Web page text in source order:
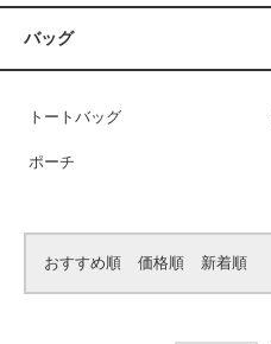
バッグ
トートバッグ
ポーチ
おすすめ順 価格順 新着順